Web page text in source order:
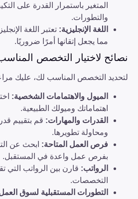
المتغير باستمرار القدرة على
والتطورات.
اللغة الإنجليزية: تعتبر اللغة
مما يجعل إتقانها أمرًا ضروريًا.
نصائح لاختيار التخصص
لتحديد التخصص المناسب لك، عليك
الميول والاهتمامات الشخصية:
اهتماماتك وميولك الطبيعية.
القدرات والمهارات: قم بتقييم
ومحاولة تطويرها.
فرص العمل المتاحة: ابحث عن
بفرص عمل واعدة في المستقبل.
الرواتب: قارن بين الرواتب التي
التخصصات.
التطورات المستقبلية لسوق